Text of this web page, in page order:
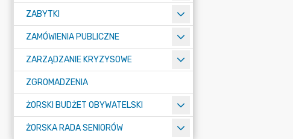
ZABYTKI
ZAMÓWIENIA PUBLICZNE
ZARZĄDZANIE KRYZYSOWE
ZGROMADZENIA
ŻORSKI BUDŻET OBYWATELSKI
ŻORSKA RADA SENIORÓW